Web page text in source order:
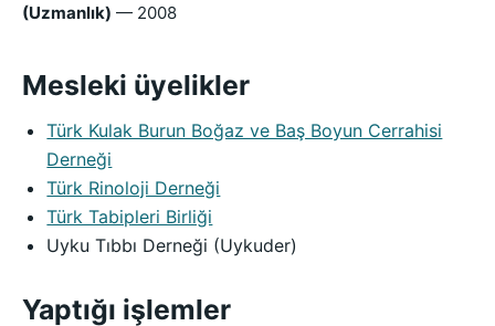
(Uzmanlık) — 2008
Mesleki üyelikler
Türk Kulak Burun Boğaz ve Baş Boyun Cerrahisi
Derneği
Türk Rinoloji Derneği
Türk Tabipleri Birliği
Uyku Tıbbı Derneği (Uykuder)
Yaptığı işlemler